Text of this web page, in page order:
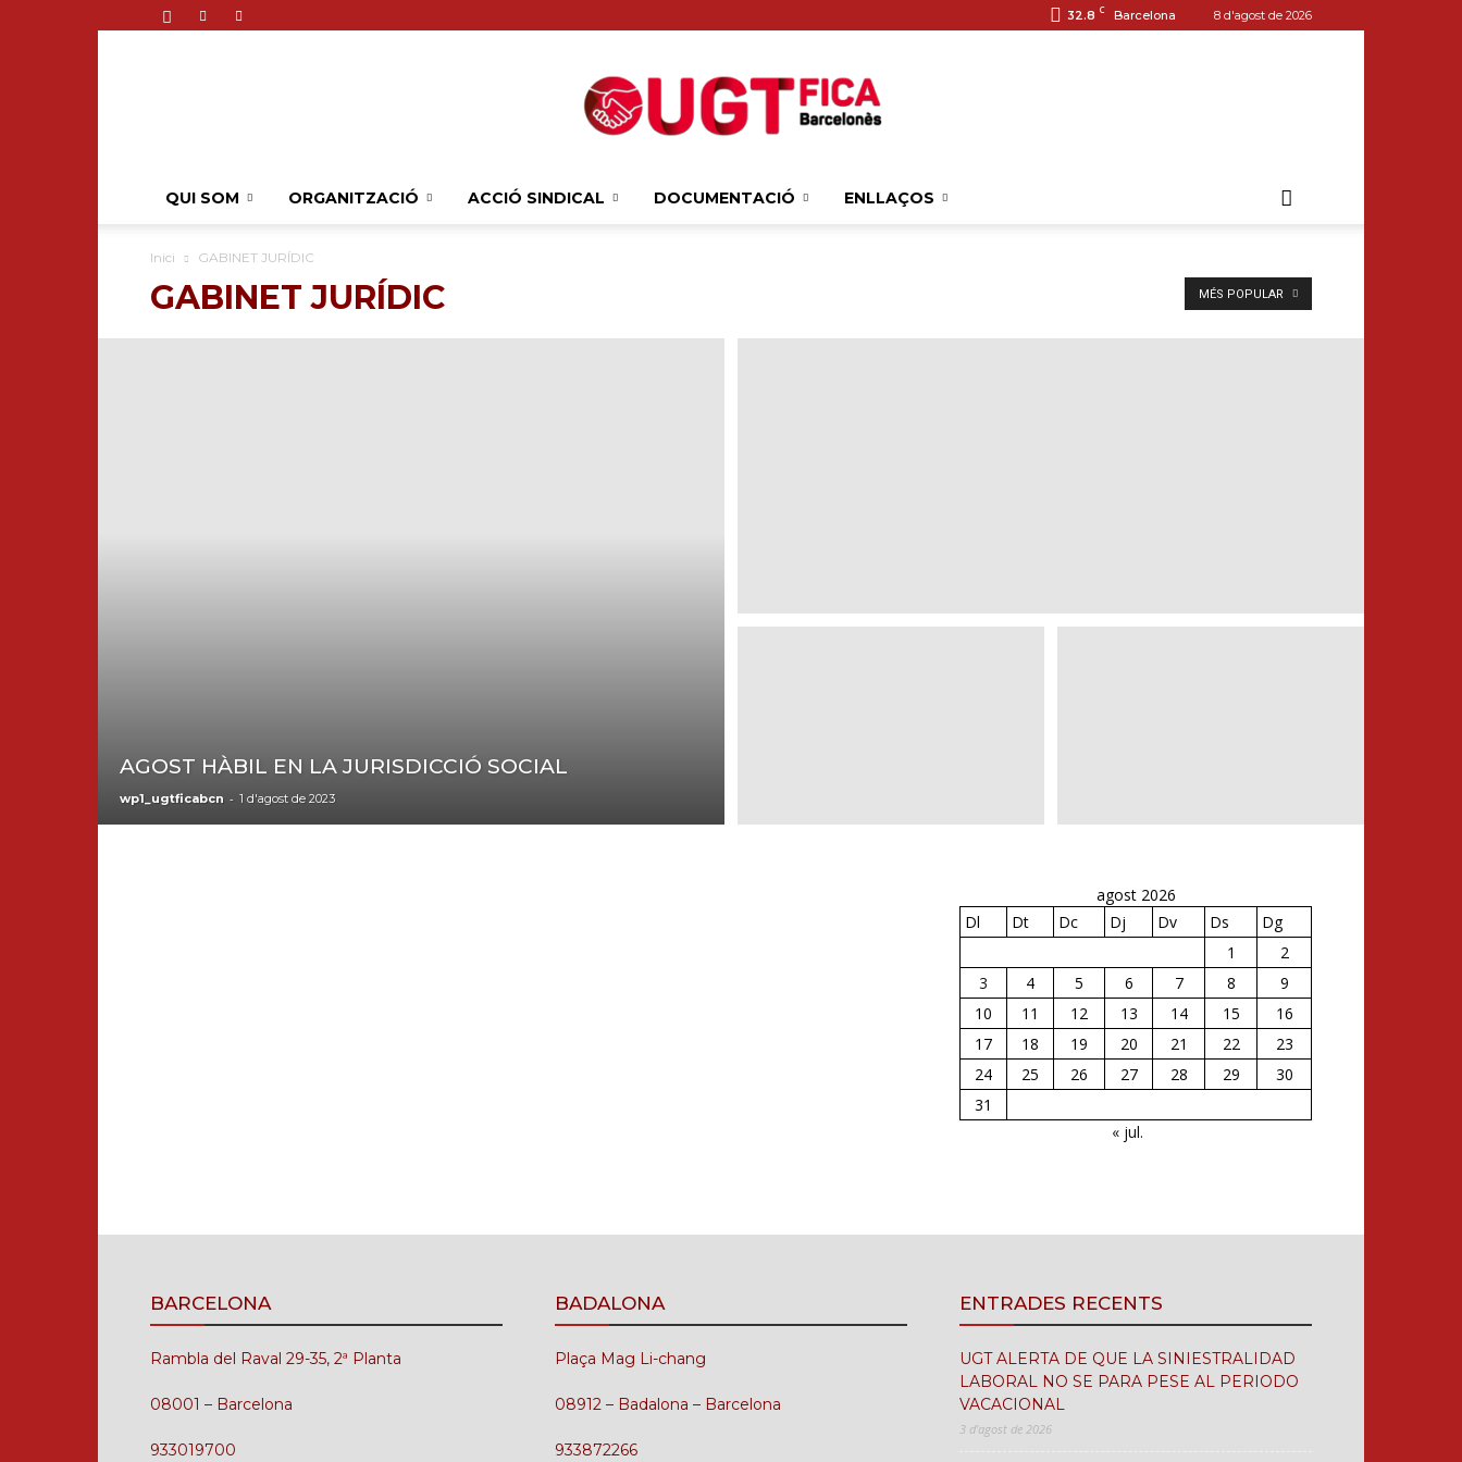
32.8 C Barcelona 8 d'agost de 2026
QUI SOM ORGANITZACIÓ ACCIÓ SINDICAL DOCUMENTACIÓ ENLLAÇOS
Inici GABINET JURÍDIC
GABINET JURÍDIC MÉS POPULAR
AGOST HÀBIL EN LA JURISDICCIÓ SOCIAL
wp1_ugtficabcn - 1 d'agost de 2023
agost 2026
Dl
Dt Dc Dj Dv Ds
Dg
1
2
3
4 5 6 7 8
9
10
11 12 13 14 15
16
17
18 19 20 21 22
23
24
25 26 27 28 29
30
31
« jul.
BARCELONA
Rambla del Raval 29-35, 2ª Planta
08001 – Barcelona
933019700
BADALONA
Plaça Mag Li-chang
08912 – Badalona – Barcelona
933872266
ENTRADES RECENTS
UGT ALERTA DE QUE LA SINIESTRALIDAD
LABORAL NO SE PARA PESE AL PERIODO
VACACIONAL
3 d'agost de 2026